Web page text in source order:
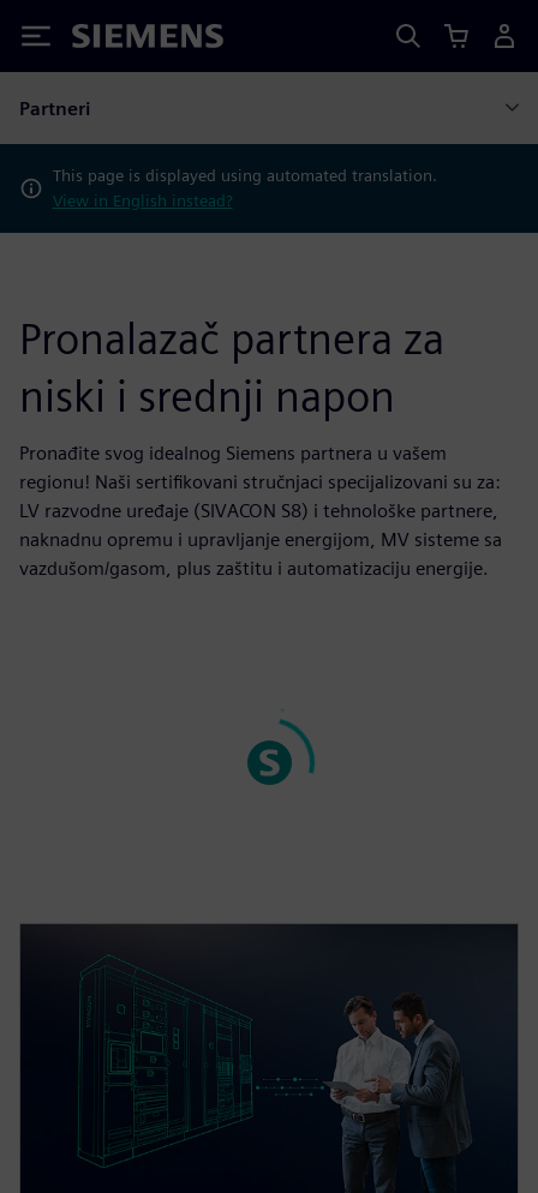
Siemens
Partneri
This page is displayed using automated translation.
View in English instead?
Pronalazač partnera za
niski i srednji napon
Pronađite svog idealnog Siemens partnera u vašem
regionu! Naši sertifikovani stručnjaci specijalizovani su za:
LV razvodne uređaje (SIVACON S8) i tehnološke partnere,
naknadnu opremu i upravljanje energijom, MV sisteme sa
vazdušom/gasom, plus zaštitu i automatizaciju energije.